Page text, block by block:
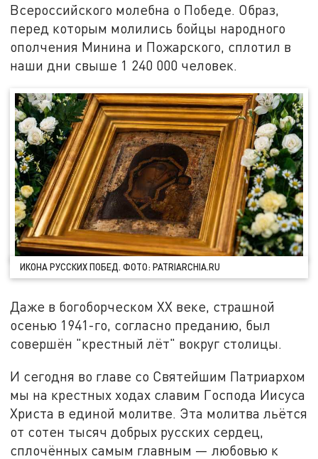
Всероссийского молебна о Победе. Образ,
перед которым молились бойцы народного
ополчения Минина и Пожарского, сплотил в
наши дни свыше 1 240 000 человек.
ИКОНА РУССКИХ ПОБЕД. ФОТО: PATRIARCHIA.RU
Даже в богоборческом XX веке, страшной
осенью 1941-го, согласно преданию, был
совершён "крестный лёт" вокруг столицы.
И сегодня во главе со Святейшим Патриархом
мы на крестных ходах славим Господа Иисуса
Христа в единой молитве. Эта молитва льётся
от сотен тысяч добрых русских сердец,
сплочённых самым главным — любовью к